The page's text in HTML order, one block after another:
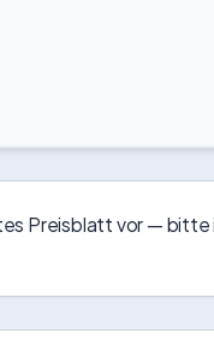
Preisblatt vor —